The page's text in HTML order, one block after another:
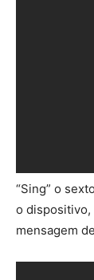
“Sing” o
o dispositivo,
mensagem